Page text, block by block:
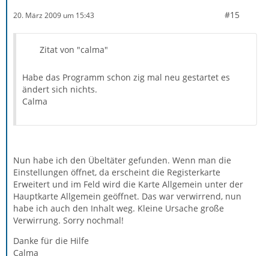
20. März 2009 um 15:43 #15
Zitat von "calma"
Habe das Programm schon zig mal neu gestartet es
ändert sich nichts.
Calma
Nun habe ich den Übeltäter gefunden. Wenn man die
Einstellungen öffnet, da erscheint die Registerkarte
Erweitert und im Feld wird die Karte Allgemein unter der
Hauptkarte Allgemein geöffnet. Das war verwirrend, nun
habe ich auch den Inhalt weg. Kleine Ursache große
Verwirrung. Sorry nochmal!
Danke für die Hilfe
Calma